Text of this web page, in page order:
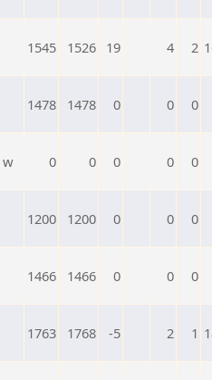
1545 1526 19 4 2
1478 1478 0 0 0
w 0 0 0 0 0
1200 1200 0 0 0
1466 1466 0 0 0
1763 1768 -5 2 1